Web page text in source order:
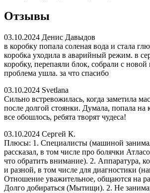
Отзывы
03.10.2024 Денис Давыдов
в коробку попала соленая вода и стала
коробка уходила в аварийный режим. в
коробку, перепаяли блок, собрали с новой
проблема ушла. за что спасибо
03.10.2024 Svetlana
Сильно встревожилась, когда заметила
после долгой стоянки. Думала, попала
все обошлось, ребята творят чудеса!
03.10.2024 Сергей К.
Плюсы: 1. Специалисты (машиной
рассказал, в том числе про болячки
что обратить внимание). 2. Аппаратура,
и разной, в том числе для диагностики
Отношение уважительное, общаются на
Долго добираться (Мытищи). 2. Не